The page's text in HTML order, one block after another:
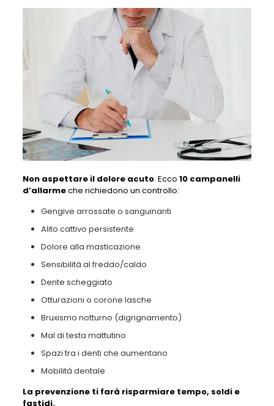
Non aspettare il dolore acuto. Ecco 10 campanelli
d’allarmeche richiedono un controllo:
Gengive arrossate o sanguinanti
Alito cattivo persistente
Dolore alla masticazione
Sensibilità al freddo/caldo
Dente scheggiato
Otturazioni o corone lasche
Bruxismo notturno (digrignamento)
Mal di testa mattutino
Spazi tra i denti che aumentano
Mobilità dentale
La prevenzione ti farà risparmiare tempo, soldi e
fastidi.